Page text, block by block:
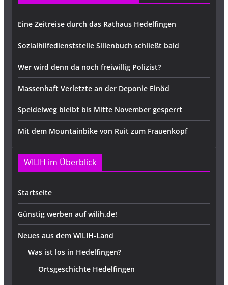
Eine Zeitreise durch das Rathaus Hedelfingen
Sozialhilfedienststelle Sillenbuch schließt bald
Wer wird denn da noch freiwillig Polizist?
Massenhaft Verletzte an der Deponie Einöd
Speidelweg bleibt bis Mitte November gesperrt
Mit dem Mountainbike von Ruit zum Frauenkopf
WILIH im Überblick
Startseite
Günstig werben auf wilih.de!
Neues aus dem WILIH-Land
Was ist los in Hedelfingen?
Ortsgeschichte Hedelfingen